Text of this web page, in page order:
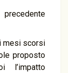
precedente
mesi scorsi
proposto